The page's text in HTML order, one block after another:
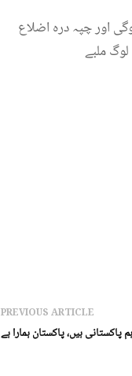
اور چپہ درہ اضلاع
ملبے
PREVIOUS ARTICLE
ہیں، پاکستان ہمارا ہے